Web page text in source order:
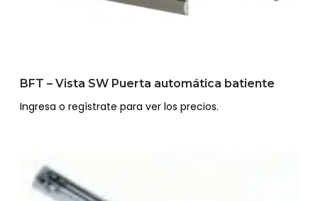
BFT – Vista SW Puerta automática batiente
Ingresa o regístrate para ver los precios.